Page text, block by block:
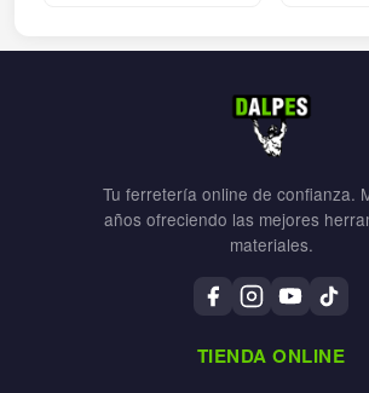
Tu ferretería online de confianza.
años ofreciendo las mejores
materiales.
TIENDA ONLINE